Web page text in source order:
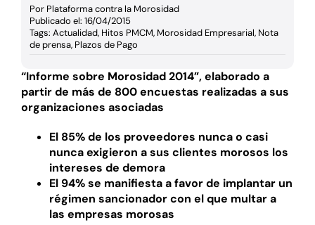
Por Plataforma contra la Morosidad
Publicado el: 16/04/2015
Tags: Actualidad, Hitos PMCM, Morosidad Empresarial, Nota
de prensa, Plazos de Pago
“Informe sobre Morosidad 2014”, elaborado a
partir de más de 800 encuestas realizadas a sus
organizaciones asociadas
El 85% de los proveedores nunca o casi
nunca exigieron a sus clientes morosos los
intereses de demora
El 94% se manifiesta a favor de implantar un
régimen sancionador con el que multar a
las empresas morosas